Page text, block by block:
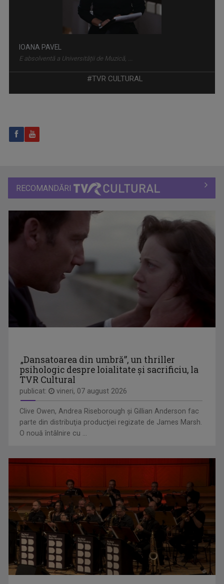
ACTUL 0
ARTA LA COLȚ DE STRADĂ
ISTORII CU TÂLC
Este o emisiune de tip podcast, cu invitați ...
LECȚIA DE ISTORIE
Emisiunea „Lecția de istorie” își propune să ...
MIRELA NAGÂȚ
Mirela Nagâț şi-a început cariera în ...
MARIUS CONSTANTINESCU
RAFAEL UDRIŞTE
S-a născut pe 16 octombrie 1970. Absolvent al ...
#TVR CULTURAL
RECOMANDĂRI
„Dansatoarea din umbră”, un thriller
psihologic despre loialitate și sacrificiu, la
TVR Cultural
publicat: vineri, 07 august 2026
Clive Owen, Andrea Riseborough şi Gillian Anderson fac
parte din distribuţia producţiei regizate de James Marsh.
O nouă întâlnire cu ...